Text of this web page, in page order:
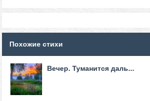
Похожие стихи
Вечер. Туманится даль...